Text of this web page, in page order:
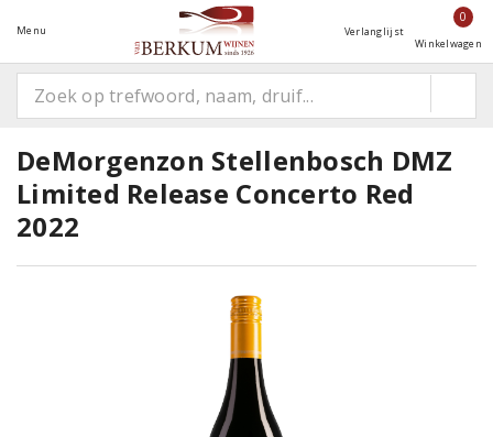
Menu Verlanglijst
0
Winkelwagen
DeMorgenzon Stellenbosch DMZ
Limited Release Concerto Red
2022